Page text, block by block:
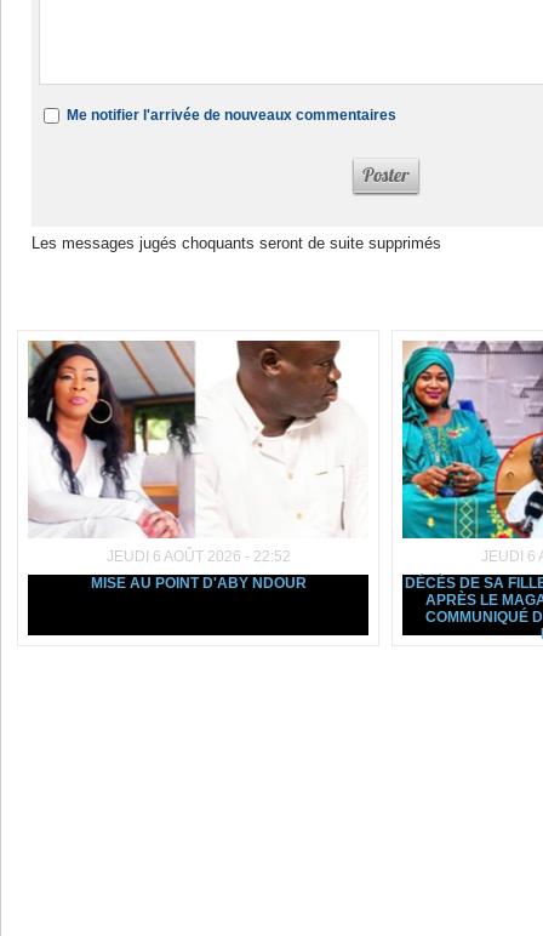
Me notifier l'arrivée de nouveaux commentaires
Les messages jugés choquants seront de suite supprimés
JEUDI 6 AOÛT 2026 - 22:52
MISE AU POINT D'ABY NDOUR
JEUDI 6
DÉCÈS DE SA
APRÈS LE
COMMUNIQUÉ